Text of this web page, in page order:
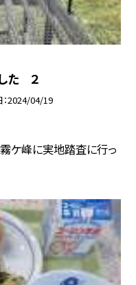
た ２
2024/04/19
霧ケ峰に実地踏査に行っ